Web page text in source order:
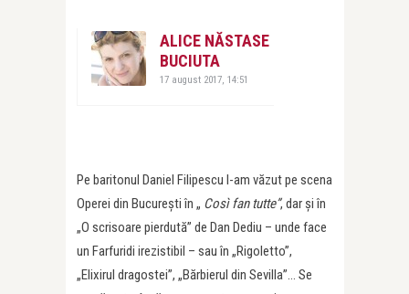
ALICE NĂSTASE
BUCIUTA
17 august 2017, 14:51
Pe baritonul Daniel Filipescu l-am văzut pe scena
Operei din București în „ Così fan tutte”, dar și în
„O scrisoare pierdută” de Dan Dediu – unde face
un Farfuridi irezistibil – sau în „Rigoletto”,
„Elixirul dragostei”, „Bărbierul din Sevilla”… Se